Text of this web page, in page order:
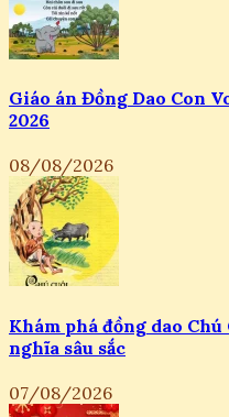
Giáo án Đồng Dao Con
2026
08/08/2026
Khám phá đồng dao
nghĩa sâu sắc
07/08/2026